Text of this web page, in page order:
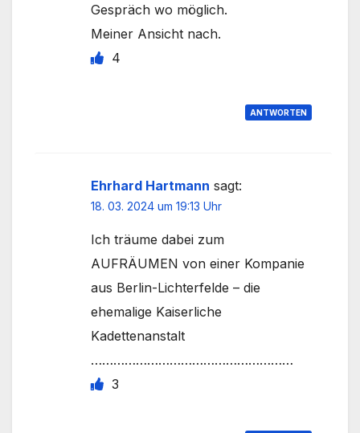
Gespräch wo möglich.
Meiner Ansicht nach.
4
ANTWORTEN
Ehrhard Hartmann sagt:
18. 03. 2024 um 19:13 Uhr
Ich träume dabei zum
AUFRÄUMEN von einer Kompanie
aus Berlin-Lichterfelde – die
ehemalige Kaiserliche
Kadettenanstalt
………………………………………………
3